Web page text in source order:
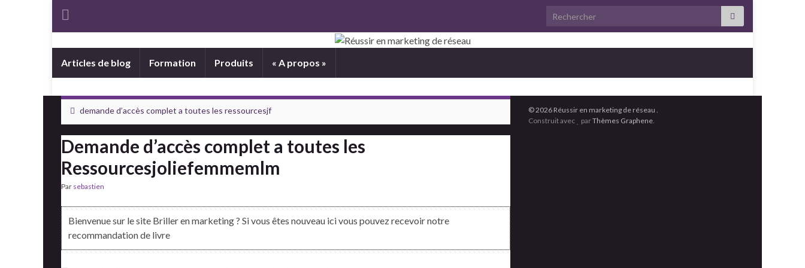
Search for:
Articles de blog Formation Produits « A propos »
demande d’accès complet a toutes les ressourcesjf
Demande d’accès complet a toutes les
Ressourcesjoliefemmemlm
Par sebastien
Bienvenue sur le site Briller en marketing ? Si vous êtes nouveau ici vous pouvez recevoir notre
recommandation de livre
© 2026 Réussir en marketing de réseau .
Construit avec
parThèmes Graphene